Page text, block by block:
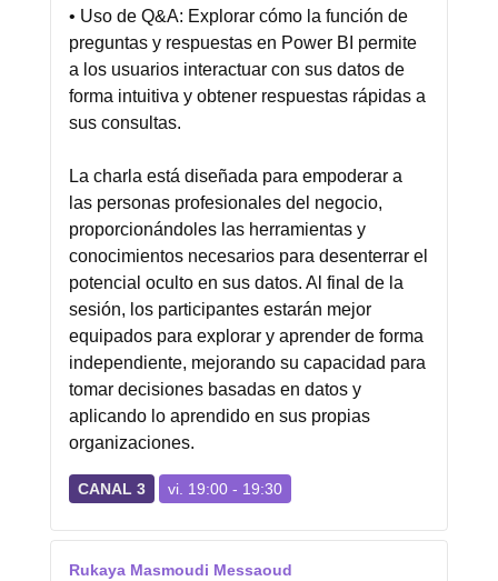
• Uso de Q&A: Explorar cómo la función de
preguntas y respuestas en Power BI permite
a los usuarios interactuar con sus datos de
forma intuitiva y obtener respuestas rápidas a
sus consultas.
La charla está diseñada para empoderar a
las personas profesionales del negocio,
proporcionándoles las herramientas y
conocimientos necesarios para desenterrar el
potencial oculto en sus datos. Al final de la
sesión, los participantes estarán mejor
equipados para explorar y aprender de forma
independiente, mejorando su capacidad para
tomar decisiones basadas en datos y
aplicando lo aprendido en sus propias
organizaciones.
CANAL 3 vi. 19:00 - 19:30
Rukaya Masmoudi Messaoud